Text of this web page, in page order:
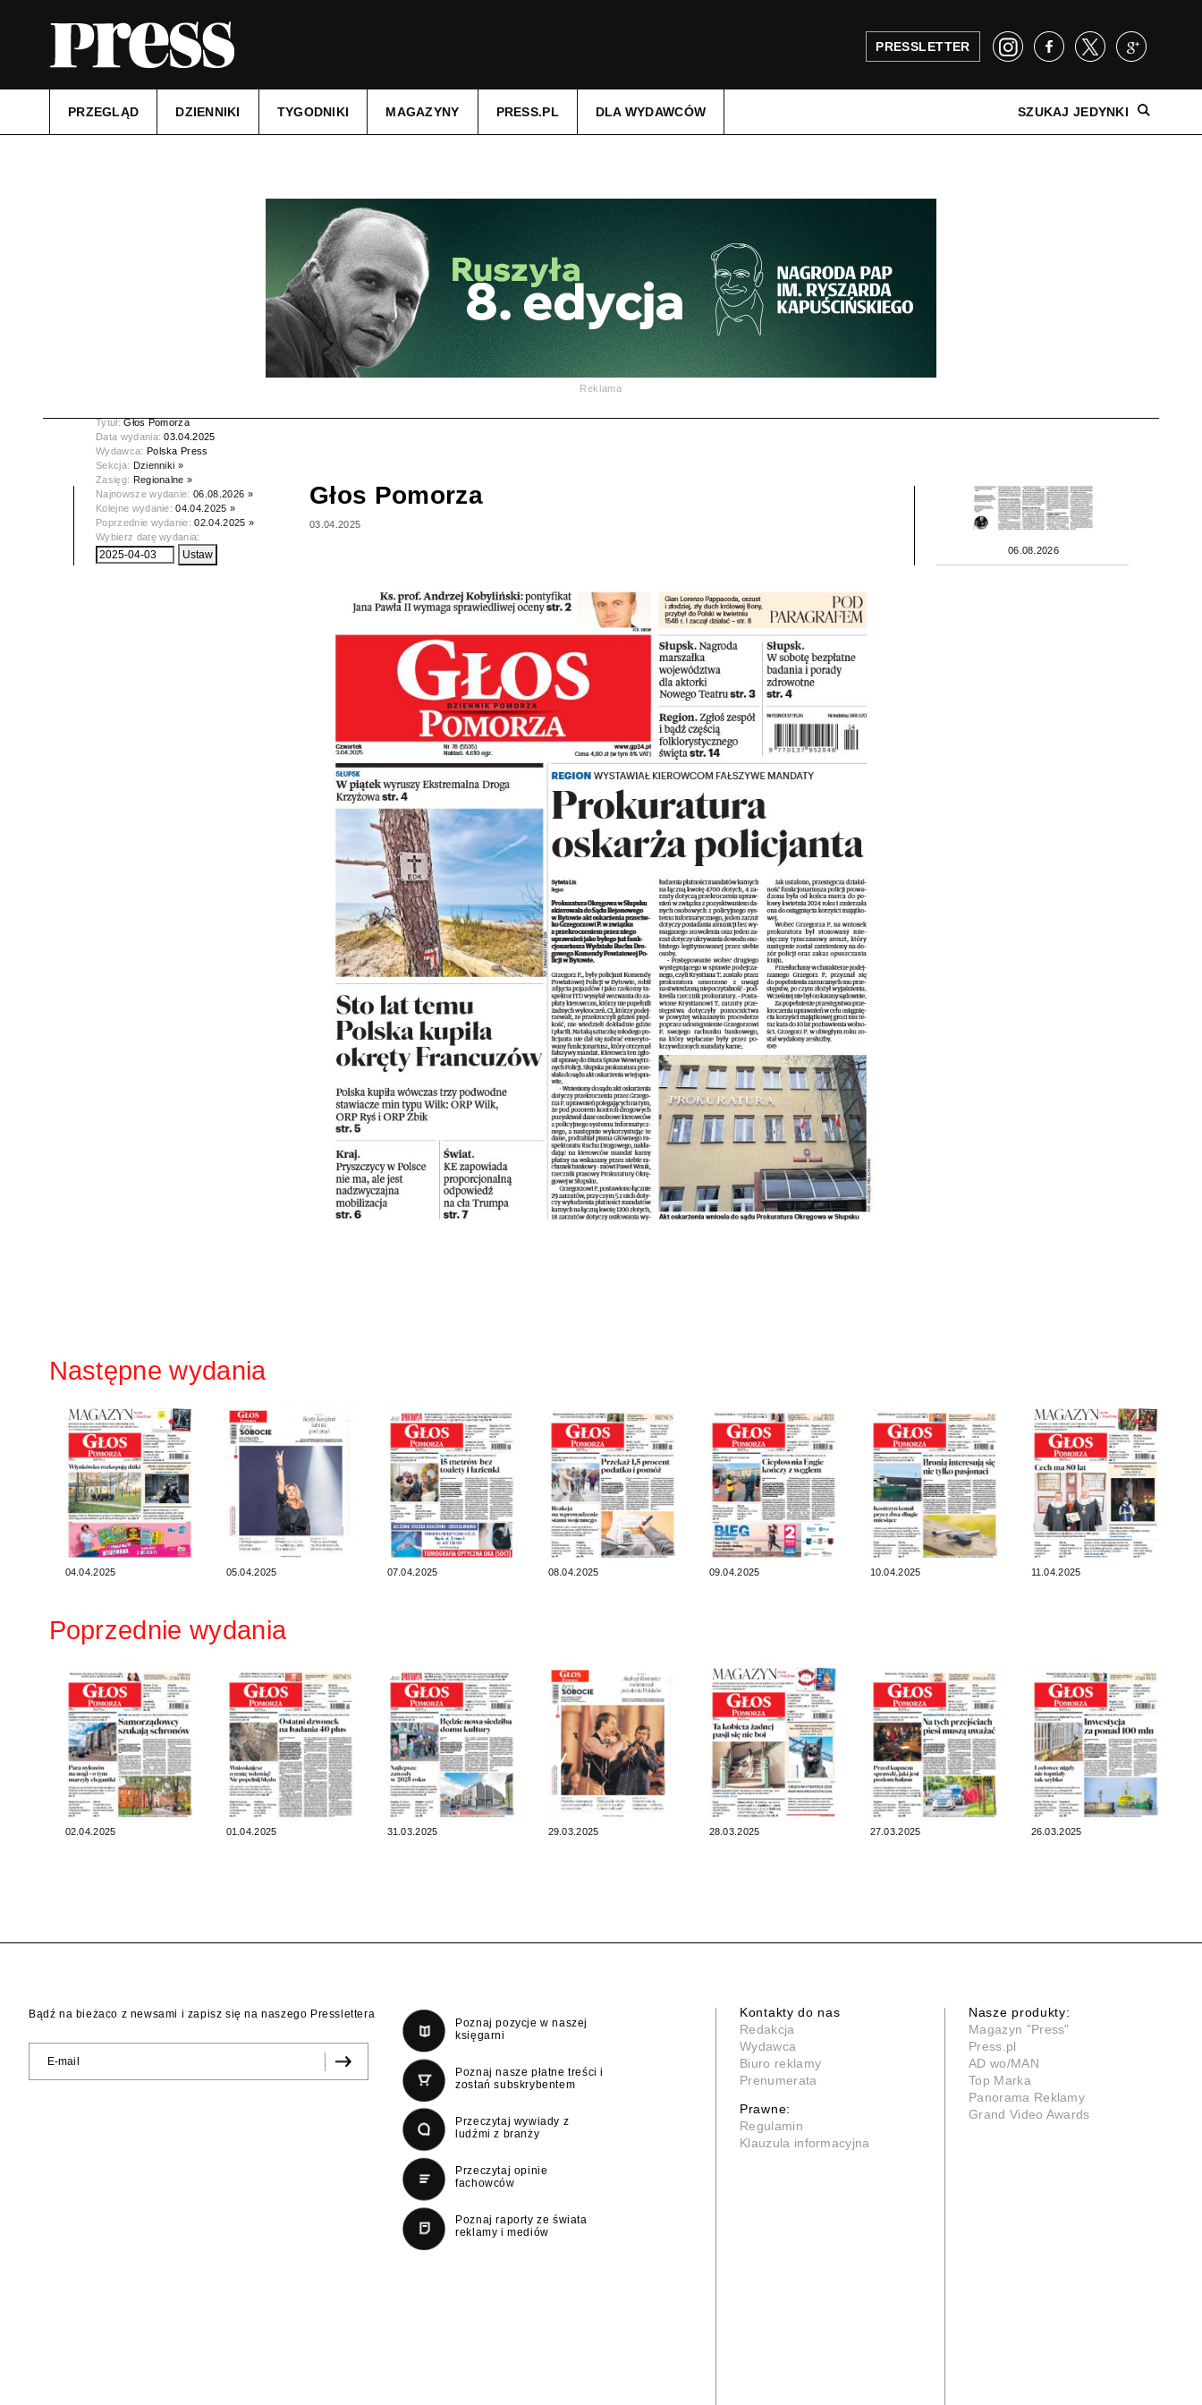
PRESSLETTER
PRZEGLĄD DZIENNIKI TYGODNIKI MAGAZYNY PRESS.PL DLA WYDAWCÓW SZUKAJ JEDYNKI
Reklama
Tytuł:Głos Pomorza
Data wydania:03.04.2025
Wydawca: Polska Press
Sekcja: Dzienniki »
Zasięg: Regionalne »
Najnowsze wydanie:06.08.2026 »
Kolejne wydanie:04.04.2025 »
Poprzednie wydanie:02.04.2025 »
Wybierz datę wydania:
Głos Pomorza
03.04.2025
06.08.2026
Następne wydania
04.04.2025 05.04.2025 07.04.2025 08.04.2025 09.04.2025 10.04.2025 11.04.2025
Poprzednie wydania
02.04.2025 01.04.2025 31.03.2025 29.03.2025 28.03.2025 27.03.2025 26.03.2025
Bądź na bieżaco z newsami i zapisz się na naszego Presslettera
Poznaj pozycje w naszej
księgarni
Poznaj nasze płatne treści i
zostań subskrybentem
Przeczytaj wywiady z
ludźmi z branży
Przeczytaj opinie
fachowców
Poznaj raporty ze świata
reklamy i mediów
Kontakty do nas
Redakcja
Wydawca
Biuro reklamy
Prenumerata
Prawne:
Regulamin
Klauzula informacyjna
Nasze produkty:
Magazyn "Press"
Press.pl
AD wo/MAN
Top Marka
Panorama Reklamy
Grand Video Awards